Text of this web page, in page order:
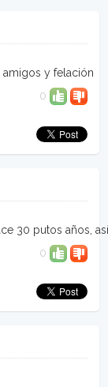
amigos y felación
0
30 putos años,
0